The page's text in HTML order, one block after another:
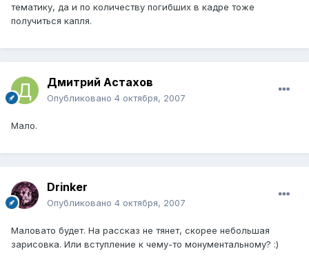
тематику, да и по количеству погибших в кадре тоже
получиться капля.
Дмитрий Астахов
Опубликовано 4 октября, 2007
Мало.
Drinker
Опубликовано 4 октября, 2007
Маловато будет. На рассказ не тянет, скорее небольшая
зарисовка. Или вступление к чему-то монументальному? :)